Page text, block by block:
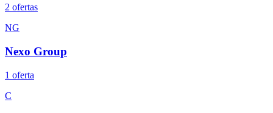
2 ofertas
NG
Nexo Group
1 oferta
C